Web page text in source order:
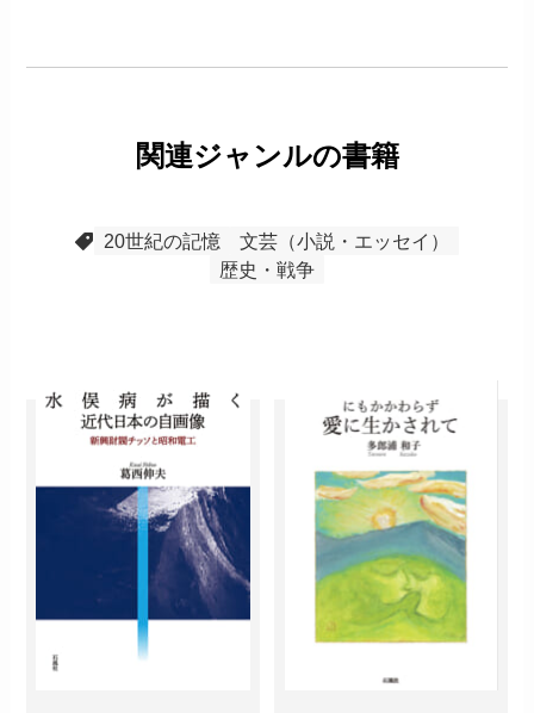
関連ジャンルの書籍
20世紀の記憶
文芸（小説・エッセイ）
歴史・戦争